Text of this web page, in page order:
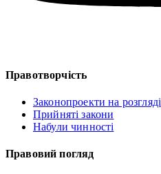
Правотворчість
Законопроекти на розгляді
Прийняті закони
Набули чинності
Правовий погляд